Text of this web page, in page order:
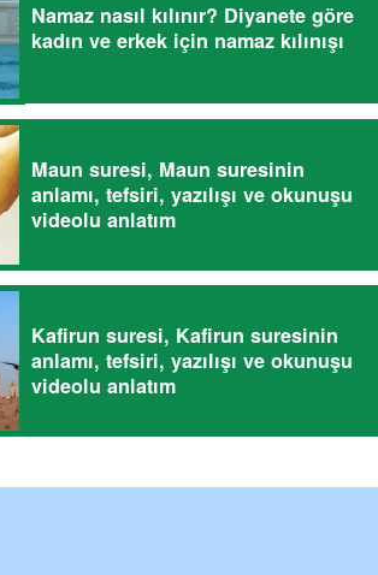
Namaz nasıl kılınır? Diyanete göre
kadın ve erkek için namaz kılınışı
Maun suresi, Maun suresinin
anlamı, tefsiri, yazılışı ve okunuşu
videolu anlatım
Kafirun suresi, Kafirun suresinin
anlamı, tefsiri, yazılışı ve okunuşu
videolu anlatım